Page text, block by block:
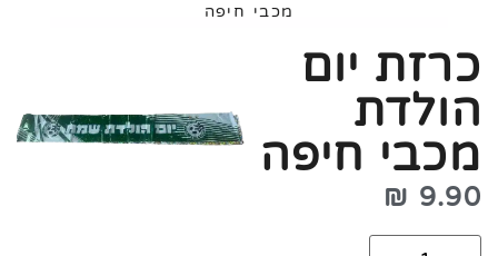
מכבי חיפה
כרזת יום
הולדת
מכבי חיפה
9.90
₪